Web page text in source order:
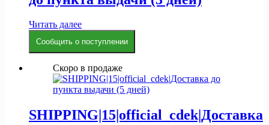
Читать далее
Сообщить о поступлении
Скоро в продаже
SHIPPING|15|official_cdek|Доставка